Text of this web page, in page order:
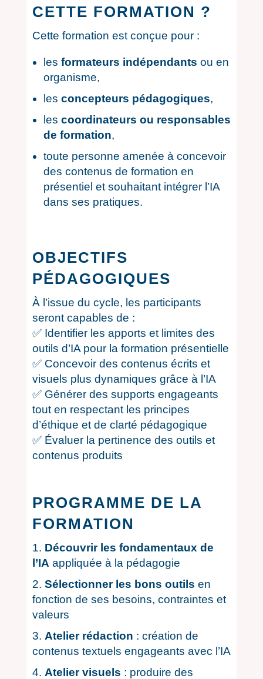
CETTE FORMATION ?
Cette formation est conçue pour :
les formateurs indépendants ou en
organisme,
les concepteurs pédagogiques,
les coordinateurs ou responsables
de formation,
toute personne amenée à concevoir
des contenus de formation en
présentiel et souhaitant intégrer l’IA
dans ses pratiques.
OBJECTIFS
PÉDAGOGIQUES
À l’issue du cycle, les participants
seront capables de :
✅ Identifier les apports et limites des
outils d’IA pour la formation présentielle
✅ Concevoir des contenus écrits et
visuels plus dynamiques grâce à l’IA
✅ Générer des supports engageants
tout en respectant les principes
d’éthique et de clarté pédagogique
✅ Évaluer la pertinence des outils et
contenus produits
PROGRAMME DE LA
FORMATION
Découvrir les fondamentaux de
l’IA appliquée à la pédagogie
Sélectionner les bons outils en
fonction de ses besoins, contraintes et
valeurs
Atelier rédaction : création de
contenus textuels engageants avec l’IA
Atelier visuels : produire des